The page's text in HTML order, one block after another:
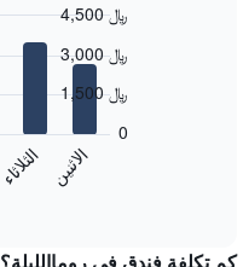
محور
سعر
الاثنين الثلاثاء
0
1,500 ﷼
3,000 ﷼
4,500 ﷼